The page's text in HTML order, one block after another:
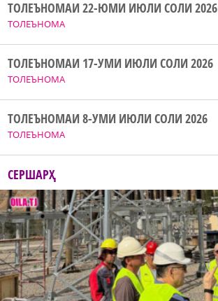
ТОЛЕЪНОМА
ТОЛЕЪНОМАИ 22-ЮМИ ИЮЛИ СОЛИ 2026
ТОЛЕЪНОМА
ТОЛЕЪНОМАИ 17-УМИ ИЮЛИ СОЛИ 2026
ТОЛЕЪНОМА
ТОЛЕЪНОМАИ 8-УМИ ИЮЛИ СОЛИ 2026
СЕРШАРҲ